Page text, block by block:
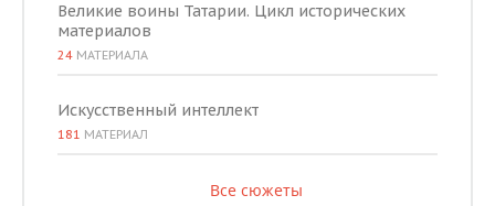
Великие воины Татарии. Цикл исторических
материалов
24 МАТЕРИАЛА
Искусственный интеллект
181 МАТЕРИАЛ
Все сюжеты